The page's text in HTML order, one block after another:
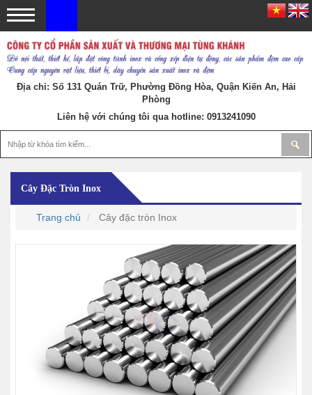
Địa chỉ: Số 131 Quán Trữ, Phường Đồng Hòa, Quận Kiến An, Hải
Phòng
Liên hệ với chúng tôi qua hotline: 0913241090
Cây Đặc Tròn Inox
Trang chủ Cây đặc tròn Inox